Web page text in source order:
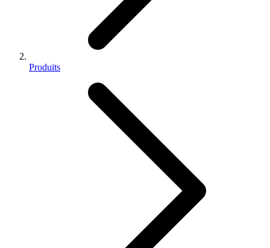
Produits